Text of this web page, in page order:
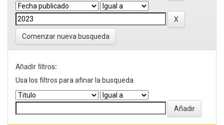
Comenzar nueva busqueda
Añadir filtros:
Usa los filtros para afinar la busqueda.